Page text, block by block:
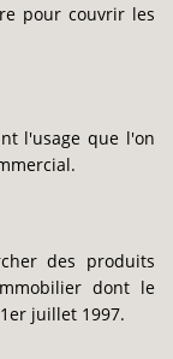
pour couvrir les
l'usage que l'on
des produits
dont le
juillet 1997.